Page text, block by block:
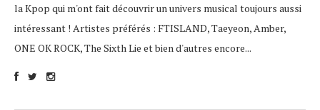
la Kpop qui m'ont fait découvrir un univers musical toujours aussi
intéressant ! Artistes préférés : FTISLAND, Taeyeon, Amber,
ONE OK ROCK, The Sixth Lie et bien d'autres encore...